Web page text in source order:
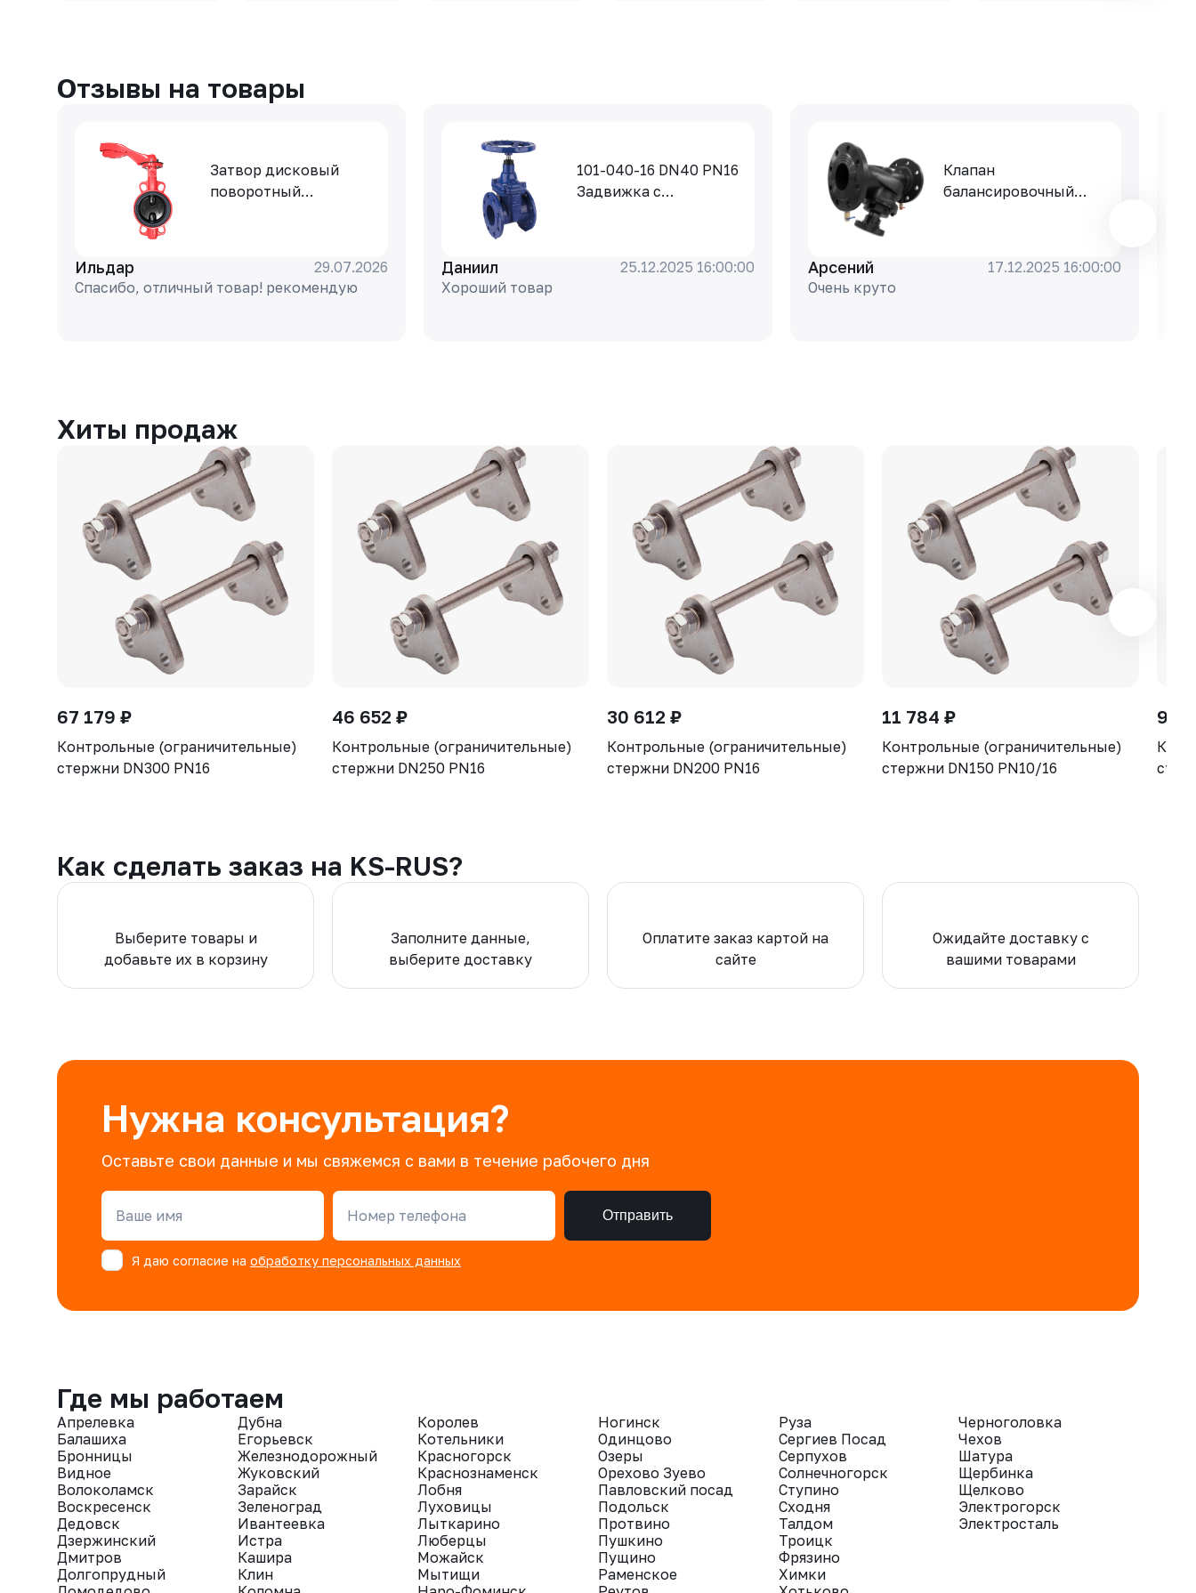
Отзывы на товары
Затвор дисковый
поворотный
GJS-400-15 (GGG40),
уплотнение - EPDM,
Ильдар
29.07.2026
Спасибо, отличный товар! рекомендую
101-040-16 DN40 PN16
Задвижка с
EPDM, Tmax=110°C Ф/
Даниил
25.12.2025 16:00:00
Хороший товар
Клапан
балансировочный
(GGG40), клапан -
Арсений
17.12.2025 16:00:00
Очень круто
Хиты продаж
67 179 ₽
Контрольные (ограничительные)
стержни DN300 PN16
46 652 ₽
Контрольные (ограничительные)
стержни DN250 PN16
30 612 ₽
Контрольные (ограничительные)
стержни DN200 PN16
11 784 ₽
Контрольные (ограничительные)
стержни DN150 PN10/16
9
Как сделать заказ на KS-RUS?
Выберите товары и
добавьте их в корзину
Заполните данные,
выберите доставку
Оплатите заказ картой на
сайте
Ожидайте доставку с
вашими товарами
Нужна консультация?
Оставьте свои данные и мы свяжемся с вами в течение рабочего дня
Ваше имя Номер телефона Отправить
Я даю согласие на обработку персональных данных
Где мы работаем
Апрелевка
Балашиха
Бронницы
Видное
Волоколамск
Воскресенск
Дедовск
Дзержинский
Дмитров
Долгопрудный
Дубна
Егорьевск
Железнодорожный
Жуковский
Зарайск
Зеленоград
Ивантеевка
Истра
Кашира
Клин
Королев
Котельники
Красногорск
Краснознаменск
Лобня
Луховицы
Лыткарино
Люберцы
Можайск
Мытищи
Ногинск
Одинцово
Озеры
Орехово Зуево
Павловский посад
Подольск
Протвино
Пушкино
Пущино
Раменское
Руза
Сергиев Посад
Серпухов
Солнечногорск
Ступино
Сходня
Талдом
Троицк
Фрязино
Химки
Черноголовка
Чехов
Шатура
Щербинка
Щелково
Электрогорск
Электросталь